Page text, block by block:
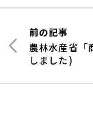
前の記事
農林水産省「
しました)